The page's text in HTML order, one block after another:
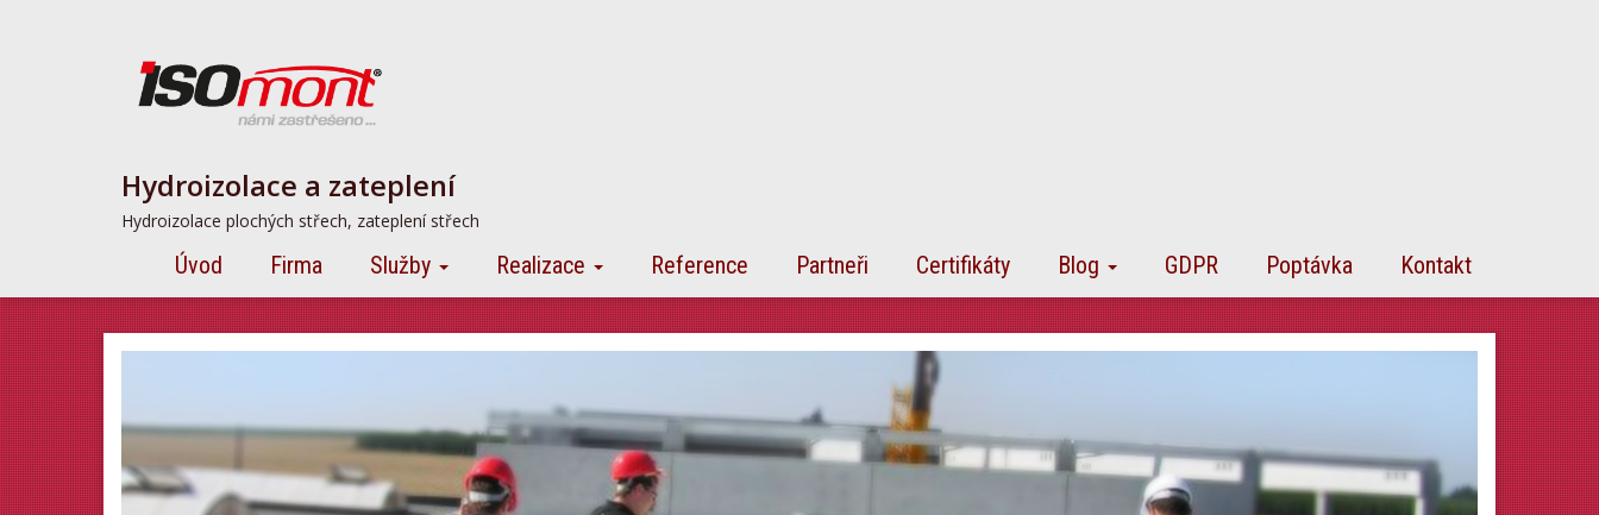
Hydroizolace a zateplení
Hydroizolace plochých střech, zateplení střech
Úvod Firma Služby Realizace Reference Partneři Certifikáty Blog GDPR Poptávka Kontakt